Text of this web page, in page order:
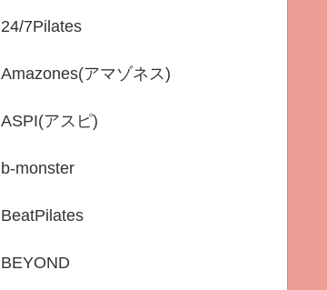
24/7Pilates
Amazones(アマゾネス)
ASPI(アスピ)
b-monster
BeatPilates
BEYOND